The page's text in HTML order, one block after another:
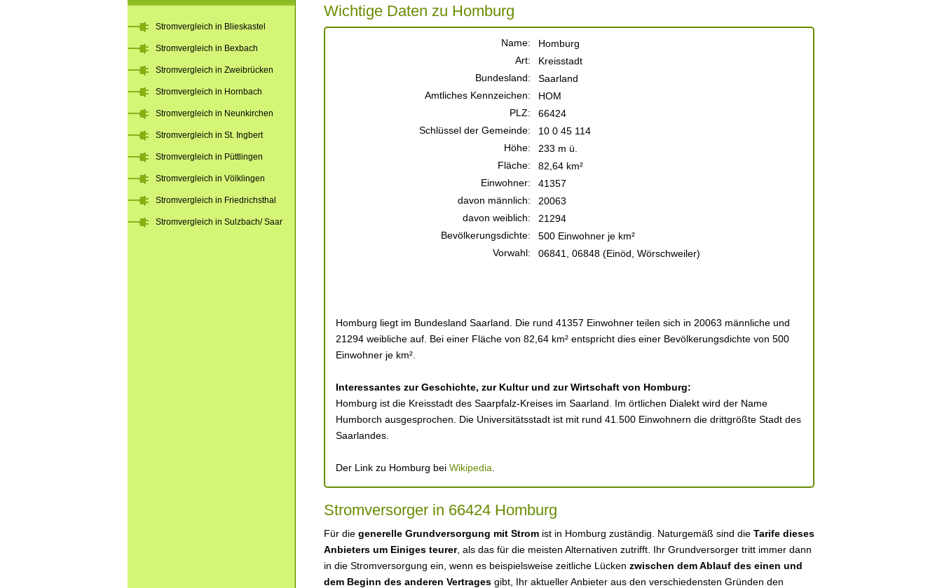
Wichtige Daten zu Homburg
Name:
Homburg
Art:
Kreisstadt
Bundesland:
Saarland
Amtliches Kennzeichen:
HOM
PLZ:
66424
Schlüssel der Gemeinde:
10 0 45 114
Höhe:
233 m ü.
Fläche:
82,64 km²
Einwohner:
41357
davon männlich:
20063
davon weiblich:
21294
Bevölkerungsdichte:
500 Einwohner je km²
Vorwahl:
06841, 06848 (Einöd, Wörschweiler)
Homburg liegt im Bundesland Saarland. Die rund 41357 Einwohner teilen sich in 20063 männliche und
21294 weibliche auf. Bei einer Fläche von 82,64 km² entspricht dies einer Bevölkerungsdichte von 500
Einwohner je km².
Interessantes zur Geschichte, zur Kultur und zur Wirtschaft von Homburg:
Homburg ist die Kreisstadt des Saarpfalz-Kreises im Saarland. Im örtlichen Dialekt wird der Name
Humborch ausgesprochen. Die Universitätsstadt ist mit rund 41.500 Einwohnern die drittgrößte Stadt des
Saarlandes.
Der Link zu Homburg bei Wikipedia
Stromversorger in 66424 Homburg
Für die generelle Grundversorgung mit Strom ist in Homburg zuständig. Naturgemäß sind die Tarife dieses
Anbieters um Einiges teurer, als das für die meisten Alternativen zutrifft. Ihr Grundversorger tritt immer dann
in die Stromversorgung ein, wenn es beispielsweise zeitliche Lücken zwischen dem Ablauf des einen und
dem Beginn des anderen Vertrages gibt, Ihr aktueller Anbieter aus den verschiedensten Gründen den
Stromvergleich in Blieskastel
Stromvergleich in Bexbach
Stromvergleich in Zweibrücken
Stromvergleich in Hornbach
Stromvergleich in Neunkirchen
Stromvergleich in St. Ingbert
Stromvergleich in Püttlingen
Stromvergleich in Völklingen
Stromvergleich in Friedrichsthal
Stromvergleich in Sulzbach/ Saar